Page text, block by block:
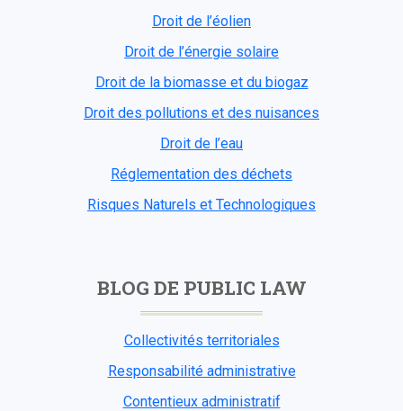
Droit de l’éolien
Droit de l’énergie solaire
Droit de la biomasse et du biogaz
Droit des pollutions et des nuisances
Droit de l’eau
Réglementation des déchets
Risques Naturels et Technologiques
BLOG DE PUBLIC LAW
Collectivités territoriales
Responsabilité administrative
Contentieux administratif